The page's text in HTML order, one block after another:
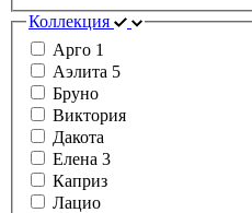
Коллекция
Арго 1
Аэлита 5
Бруно
Виктория
Дакота
Елена 3
Каприз
Лацио